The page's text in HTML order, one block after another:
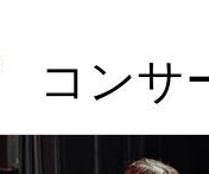
コンサ